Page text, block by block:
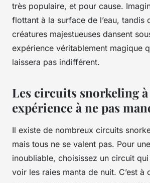
très populaire, et pour cause.
flottant à la surface de l’eau, tandis
créatures majestueuses dansent
expérience véritablement magique
laissera pas indifférent.
Les circuits snorkeling
expérience à ne pas
Il existe de nombreux circuits
mais tous ne se valent pas. Pour
inoubliable, choisissez un circuit
voir les raies manta de nuit. C’est à